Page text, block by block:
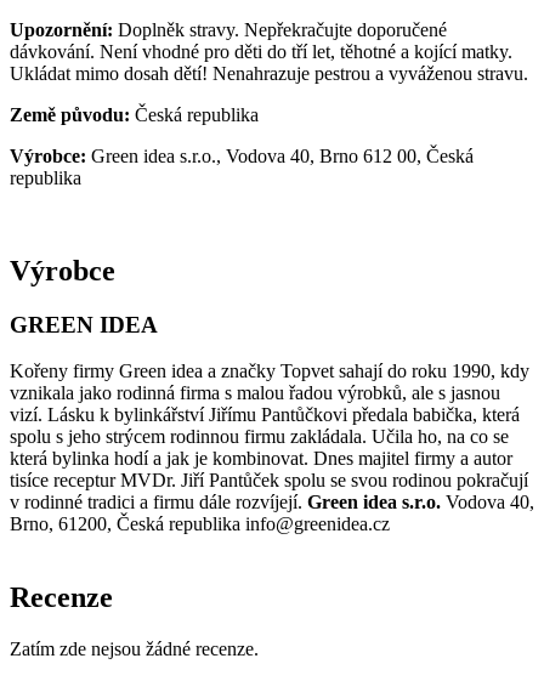
Upozornění: Doplněk stravy. Nepřekračujte doporučené
dávkování. Není vhodné pro děti do tří let, těhotné a kojící matky.
Ukládat mimo dosah dětí! Nenahrazuje pestrou a vyváženou stravu.
Země původu: Česká republika
Výrobce: Green idea s.r.o., Vodova 40, Brno 612 00, Česká
republika
Výrobce
GREEN IDEA
Kořeny firmy Green idea a značky Topvet sahají do roku 1990, kdy
vznikala jako rodinná firma s malou řadou výrobků, ale s jasnou
vizí. Lásku k bylinkářství Jiřímu Pantůčkovi předala babička, která
spolu s jeho strýcem rodinnou firmu zakládala. Učila ho, na co se
která bylinka hodí a jak je kombinovat. Dnes majitel firmy a autor
tisíce receptur MVDr. Jiří Pantůček spolu se svou rodinou pokračují
v rodinné tradici a firmu dále rozvíjejí. Green idea s.r.o. Vodova 40,
Brno, 61200, Česká republika info@greenidea.cz
Recenze
Zatím zde nejsou žádné recenze.